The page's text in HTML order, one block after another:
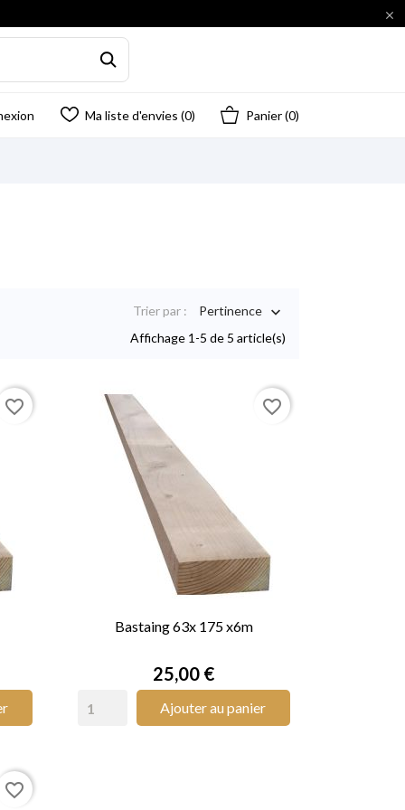

Ma liste d'envies (0) Panier(0)
Trier par : Pertinence 
Affichage 1-5 de 5 article(s)
favorite_border
Bastaing 63x 175 x6m
Prix
25,00 €
Ajouter au panier
favorite_border
favorite_border